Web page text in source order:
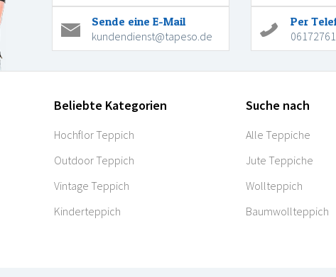
Sende eine E-Mail
kundendienst@tapeso.de
Per
Beliebte Kategorien
Hochflor Teppich
Outdoor Teppich
Vintage Teppich
Kinderteppich
Suche nach
Alle Teppiche
Jute Teppiche
Wollteppich
Baumwollteppich